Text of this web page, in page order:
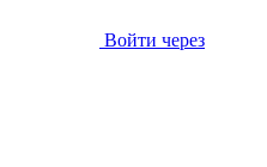
Войти через